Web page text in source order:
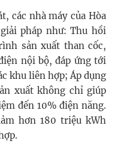
các nhà máy của Hòa
pháp như: Thu hồi
sản xuất than cốc,
nội bộ, đáp ứng tới
khu liên hợp; Áp dụng
xuất không chỉ giúp
đến 10% điện năng.
hơn 180 triệu kWh